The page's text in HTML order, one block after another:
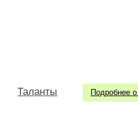
Подробнее о
Таланты